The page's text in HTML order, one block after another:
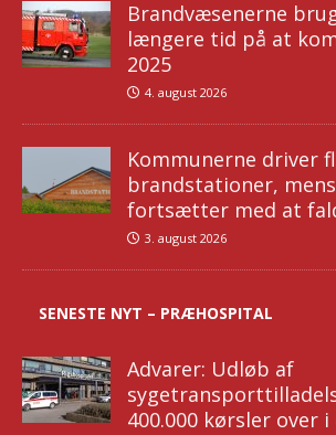
Brandvæsenerne
længere tid på at
2025
4. august 2026
Kommunerne driver
brandstationer,
fortsætter med at
3. august 2026
SENESTE NYT – PRÆHOSPITAL
Advarer: Udløb af
400.000 kørsler over